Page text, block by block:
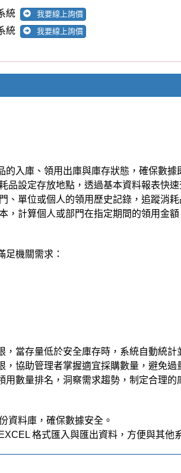
，當存量低於安全庫存時，系統自動統計
，協助管理者掌握適宜採購數量，避免過
資料庫，確保數據安全。
庫存管理，減少人工操作時間。
適用於各類單位與部門的消耗品管理需求
，優化採購流程。
，支援預算管控。
計核心，幫助您實現消耗品管理的數位化